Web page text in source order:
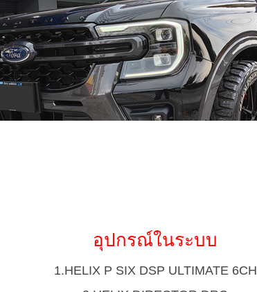
อุปกรณ์ในระบบ
1.HELIX P SIX DSP ULTIMATE 6CH